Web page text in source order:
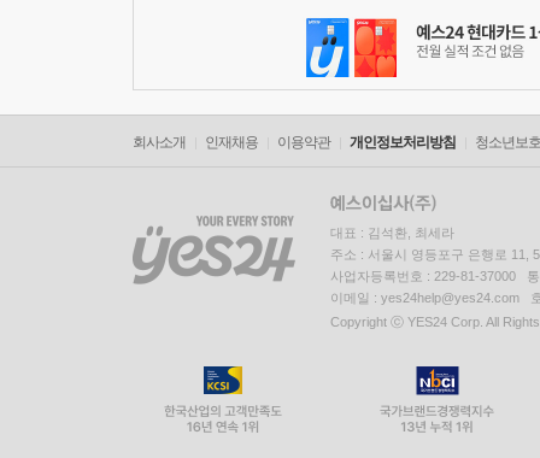
회사소개 인재채용 이용약관 개인정보처리방침 청소년보
대표 : 김석환, 최세라
주소 : 서울시 영등포구 은행로 11,
사업자등록번호 : 229-81-37000
이메일 : yes24help@yes24.com
Copyright ⓒ YES24 Corp. All